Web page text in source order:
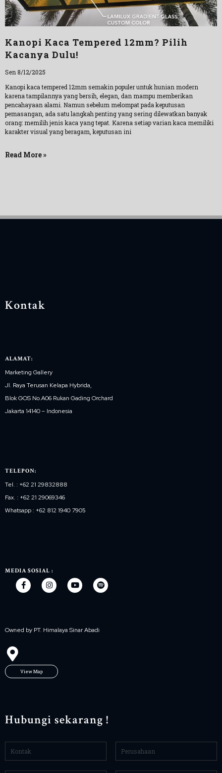
Kanopi Kaca Tempered 12mm? Pilih
Kacanya Dulu!
Sen 8/12/2025
Kanopi kaca tempered 12mm semakin populer untuk hunian modern
karena tampilannya yang bersih, elegan, dan mampu memberikan
pencahayaan alami. Namun sebelum melompat pada keputusan
pemasangan, ada satu langkah penting yang sering dilewatkan banyak
orang: memilih jenis kaca yang tepat. Karena setiap varian kaca memiliki
karakter visual yang beragam, keputusan ini
Read More »
Kontak
ALAMAT:
Marketing Gallery
Jl. Raya Terusan Kelapa Hybrida,
Blok GOS No.A06 Rukan Gading Orchard
Jakarta 14140 – Indonesia
TELEPON:
Tel. : +62 21 29832888
Fax. : +62 21 29069346
Whatsapp : +62 812 1940 7905
MEDIA SOSIAL :
Owned by PT. Himalaya Sinar Abadi
View Map
Hubungi sekarang !